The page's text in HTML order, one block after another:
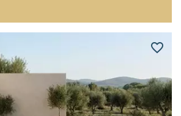
favorite_border